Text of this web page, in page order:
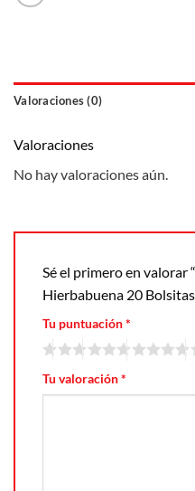
Valoraciones (0)
Valoraciones
No hay valoraciones aún.
Sé el primero en valorar
Hierbabuena 20
Tu puntuación*
Tu valoración*